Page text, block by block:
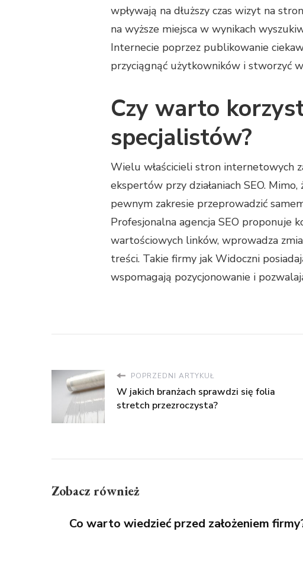
wpływają na dłuższy czas wizyt na
na wyższe miejsca w wynikach
Internecie poprzez publikowanie
przyciągnąć użytkowników i stworzyć
Czy warto
specjalistów?
Wielu właścicieli stron internetowych
ekspertów przy działaniach SEO.
pewnym zakresie przeprowadzić
Profesjonalna agencja SEO proponuje
wartościowych linków, wprowadza
treści. Takie firmy jak Widoczni
wspomagają pozycjonowanie i
POPRZEDNI ARTYKUŁ
W jakich branżach sprawdzi się folia
stretch przezroczysta?
Zobacz również
Co warto wiedzieć przed założeniem